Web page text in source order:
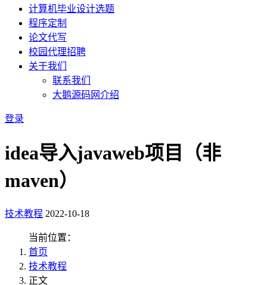
计算机毕业设计选题
程序定制
论文代写
校园代理招聘
关于我们
联系我们
大鹅源码网介绍
登录
idea导入javaweb项目（非
maven）
技术教程 2022-10-18
当前位置：
首页
技术教程
正文